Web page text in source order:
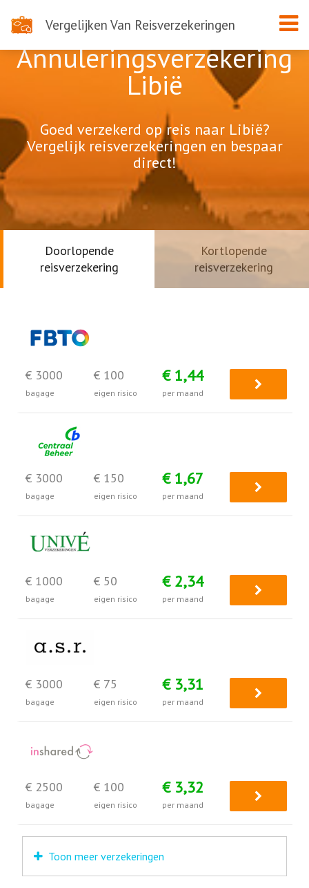
Vergelijken Van Reisverzekeringen
Annuleringsverzekering
Libië
Goed verzekerd op reis naar Libië?
Vergelijk reisverzekeringen en bespaar
direct!
Doorlopende
reisverzekering
Kortlopende
reisverzekering
€ 3000
bagage
€ 100
eigen risico
€ 1,44
per maand
€ 3000
bagage
€ 150
eigen risico
€ 1,67
per maand
€ 1000
bagage
€ 50
eigen risico
€ 2,34
per maand
€ 3000
bagage
€ 75
eigen risico
€ 3,31
per maand
€ 2500
bagage
€ 100
eigen risico
€ 3,32
per maand
Toon meer verzekeringen